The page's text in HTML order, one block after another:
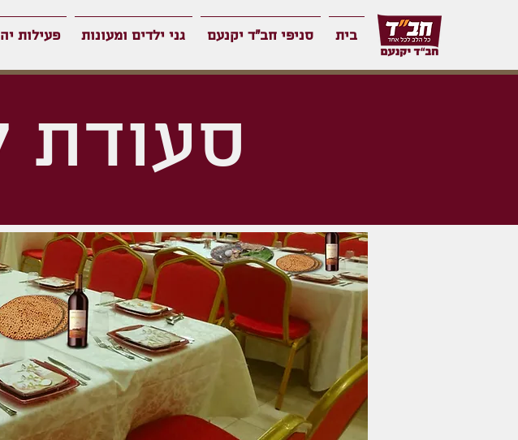
בית סניפי חב"ד יקנעם גני ילדים ומעונות פעילות
סעודת